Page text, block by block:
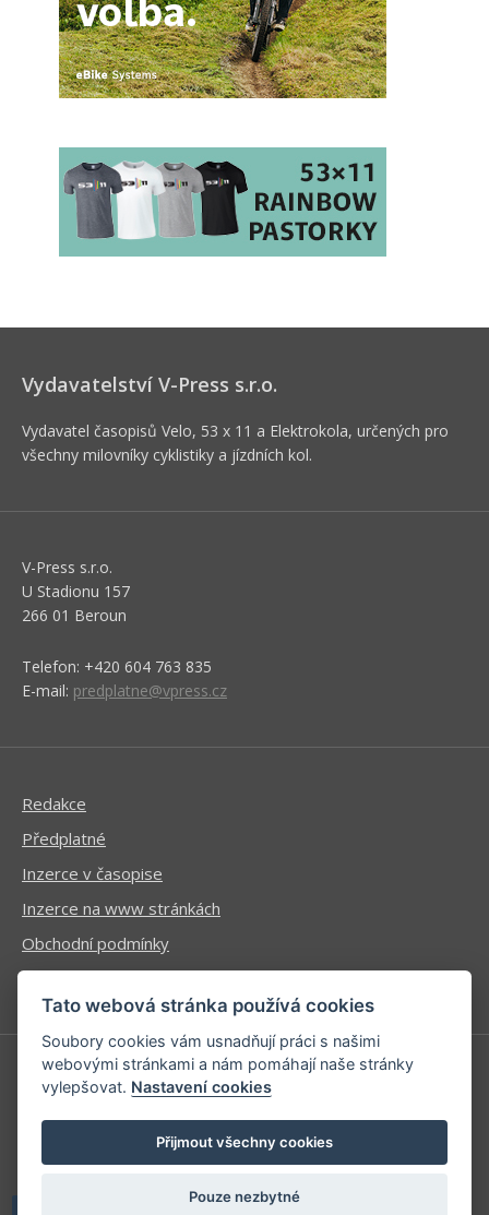
Vydavatelství V-Press s.r.o.
Vydavatel časopisů Velo, 53 x 11 a Elektrokola, určených pro
všechny milovníky cyklistiky a jízdních kol.
V-Press s.r.o.
U Stadionu 157
266 01 Beroun
Telefon: +420 604 763 835
E-mail: predplatne@vpress.cz
Redakce
Předplatné
Inzerce v časopise
Inzerce na www stránkách
Obchodní podmínky
Ochrana osobních údajů
Příhlášení | Registrace
Kontaktní informace
Mapa stránek
Tato webová stránka používá cookies
Soubory cookies vám usnadňují práci s našimi
webovými stránkami a nám pomáhají naše stránky
vylepšovat. Nastavení cookies
Přijmout všechny cookies
Pouze nezbytné